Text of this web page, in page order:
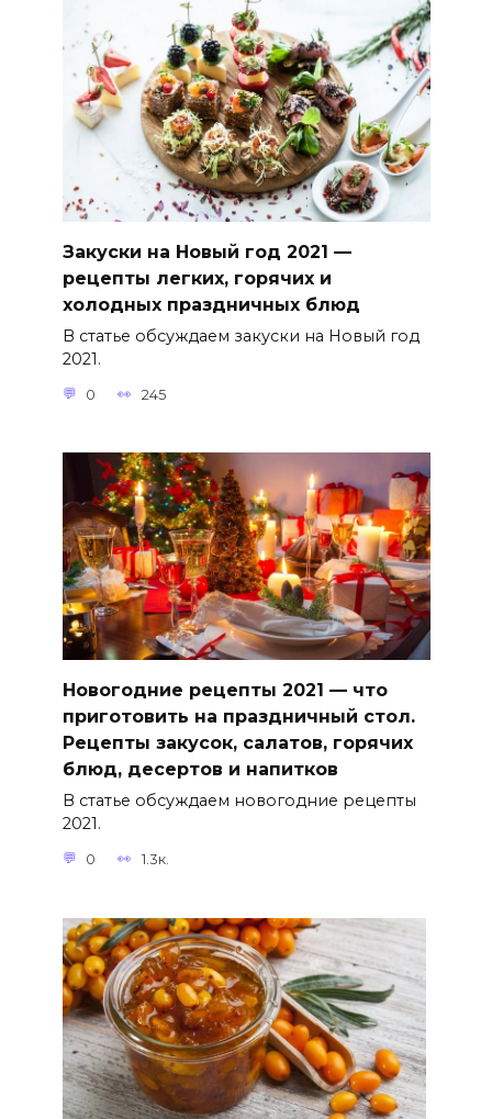
Закуски на Новый год 2021 —
рецепты легких, горячих и
холодных праздничных блюд
В статье обсуждаем закуски на Новый год
2021.
0 245
Новогодние рецепты 2021 — что
приготовить на праздничный стол.
Рецепты закусок, салатов, горячих
блюд, десертов и напитков
В статье обсуждаем новогодние рецепты
2021.
0 1.3к.